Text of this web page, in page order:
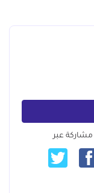
مشاركة عبر